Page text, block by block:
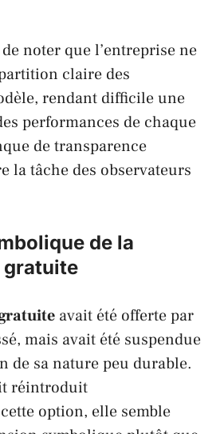
noter que l’entreprise ne
claire des
rendant difficile une
performances de chaque
de transparence
la tâche des observateurs
de la
gratuite
avait été offerte par
mais avait été suspendue
de sa nature peu durable.
réintroduit
option, elle semble